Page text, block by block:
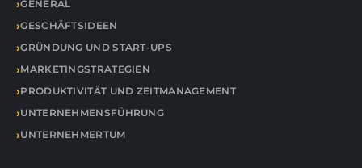
GENERAL
GESCHÄFTSIDEEN
GRÜNDUNG UND START-UPS
MARKETINGSTRATEGIEN
PRODUKTIVITÄT UND ZEITMANAGEMENT
UNTERNEHMENSFÜHRUNG
UNTERNEHMERTUM